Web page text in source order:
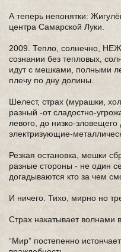
А теперь непонятки:
центра Самарской Луки.
2009. Тепло, солнечно,
сознании без тепловых,
идут с мешками, полными
плечу по дну долины.
Шелест, страх (мурашки,
разный -от сладостно-
левого, до низко-
электризующие-
Резкая остановка, мешки
разные стороны - не один
догадываются кто за чем
И ничего. Тихо, мирно но
Страх накатывает волнами
“Мир” постепенно